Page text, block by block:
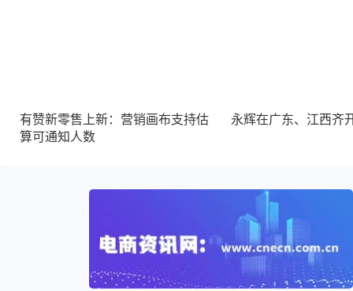
有赞新零售上新：营销画布支持估
算可通知人数
永辉在广东、江西齐